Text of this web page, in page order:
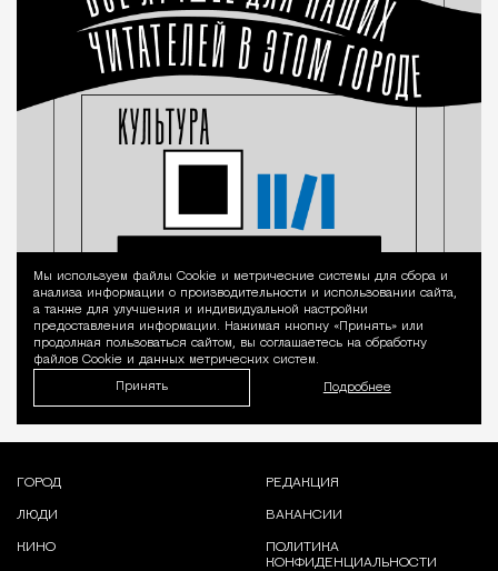
Уведомление
Мы используем файлы Сookie и метрические системы для сбора и
анализа информации о производительности и использовании сайта,
а также для улучшения и индивидуальной настройки
предоставления информации. Нажимая кнопку «Принять» или
продолжая пользоваться сайтом, вы соглашаетесь на обработку
файлов Cookie и данных метрических систем.
Принять Подробнее
ГОРОД
ЛЮДИ
КИНО
РЕДАКЦИЯ
ВАКАНСИИ
ПОЛИТИКА
КОНФИДЕНЦИАЛЬНОСТИ